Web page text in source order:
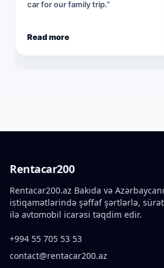
car for our family trip.”
Read more
Rentacar200
Rentacar200.az Bakıda və
istiqamətlərində şəffaf şərtlərlə,
ilə avtomobil icarəsi təqdim edir.
+994 55 705 53 53
contact@rentacar200.az